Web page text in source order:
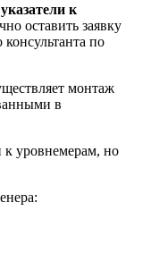
к
оставить заявку
консультанта по
монтаж
в
к уровнемерам, но